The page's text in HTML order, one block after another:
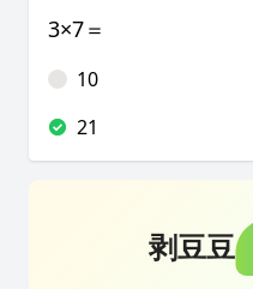
3×7＝
10
21
剥豆豆